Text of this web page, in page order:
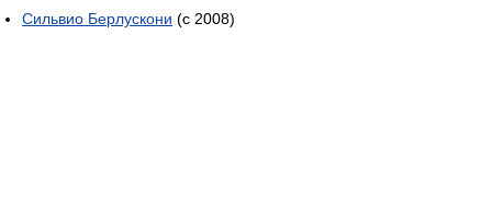
Сильвио Берлускони (с 2008)